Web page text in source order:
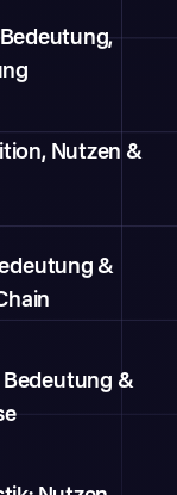
Nutzen &
&
Bedeutung &